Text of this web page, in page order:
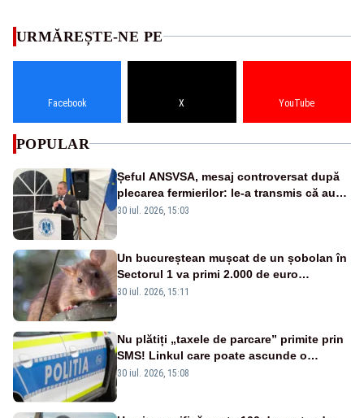
URMĂREȘTE-NE PE
Facebook X YouTube
POPULAR
Șeful ANSVSA, mesaj controversat după
plecarea fermierilor: le-a transmis că au
fost dezinformați și că nu-și dă demisia
30 iul. 2026, 15:03
Un bucureștean mușcat de un șobolan în
Sectorul 1 va primi 2.000 de euro
despăgubiri de la primării, după cinci ani
30 iul. 2026, 15:11
Nu plătiți „taxele de parcare” primite prin
SMS! Linkul care poate ascunde o
capcană pentru furtul datelor cardului
30 iul. 2026, 15:08